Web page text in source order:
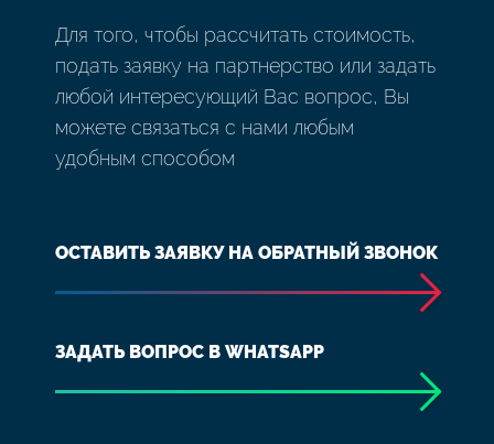
Для того, чтобы рассчитать стоимость,
подать заявку на партнерство или задать
любой интересующий Вас вопрос, Вы
можете связаться с нами любым
удобным способом
ОСТАВИТЬ ЗАЯВКУ НА ОБРАТНЫЙ ЗВОНОК
ЗАДАТЬ ВОПРОС В WHATSAPP